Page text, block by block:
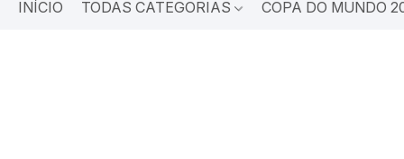
INÍCIO TODAS CATEGORIAS COPA DO MUNDO